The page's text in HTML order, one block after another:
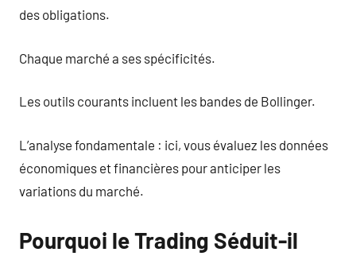
des obligations.
Chaque marché a ses spécificités.
Les outils courants incluent les bandes de Bollinger.
L’analyse fondamentale : ici, vous évaluez les données
économiques et financières pour anticiper les
variations du marché.
Pourquoi le Trading Séduit-il